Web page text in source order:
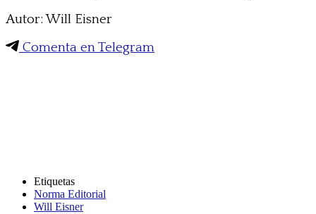
Autor: Will Eisner
Comenta en Telegram
Etiquetas
Norma Editorial
Will Eisner